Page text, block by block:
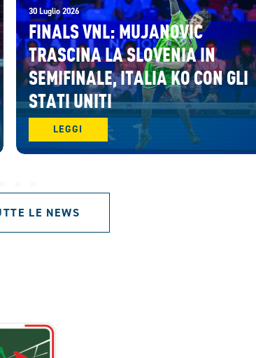
30 Luglio 2026
FINALS VNL: MUJANOVIC
TRASCINA LA SLOVENIA IN
SEMIFINALE, ITALIA KO CON GLI
STATI UNITI
LEGGI
LE NEWS